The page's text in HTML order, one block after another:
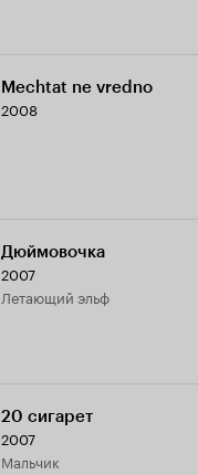
Mechtat ne vredno
2008
Дюймовочка
2007
летающий эльф
20 сигарет
2007
мальчик